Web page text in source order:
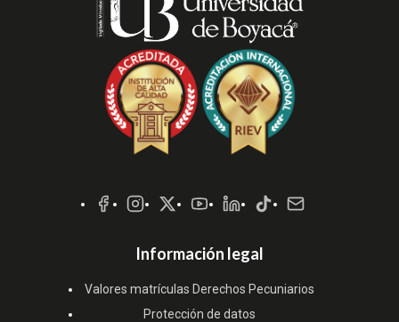
Sociales
Información legal
Valores matrículas Derechos Pecuniarios
Protección de datos